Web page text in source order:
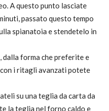
A questo punto lasciate
passato questo tempo
spianatoia e stendetelo in
dalla forma che preferite e
i ritagli avanzati potete
su una teglia da carta da
la teglia nel forno caldo e